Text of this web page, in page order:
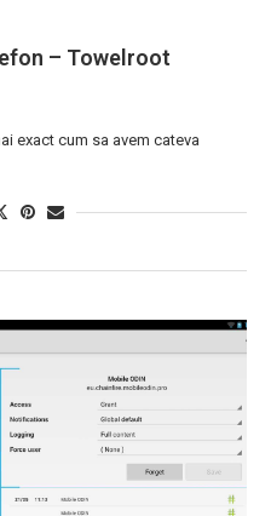
– Towelroot
exact cum sa avem cateva